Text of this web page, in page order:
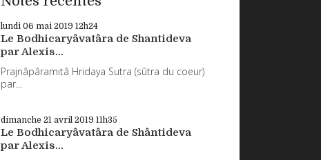
lundi 06 mai 2019 12h24
Le Bodhicaryâvatâra de Shantideva
par Alexis...
Prajnâpâramitâ Hridaya Sutra (sûtra du coeur)
par...
dimanche 21 avril 2019 11h35
Le Bodhicaryâvatâra de Shântideva
par Alexis...